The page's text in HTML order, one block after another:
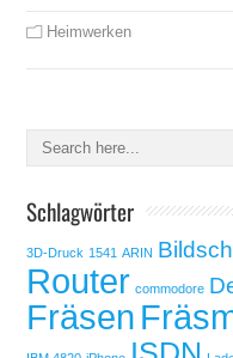
Heimwerken
Schlagwörter
3D-Druck 1541 ARIN
Router commodore
Fräsen